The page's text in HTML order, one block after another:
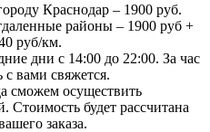
Краснодар – 1900 руб.
районы – 1900 руб +
руб/км.
дни с 14:00 до 22:00. За час
с вами свяжется.
сможем осуществить
Стоимость будет рассчитана
заказа.